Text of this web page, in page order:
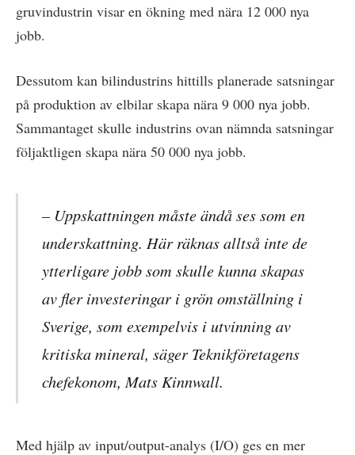
gruvindustrin visar en ökning med nära 12 000 nya
jobb.
Dessutom kan bilindustrins hittills planerade satsningar
på produktion av elbilar skapa nära 9 000 nya jobb.
Sammantaget skulle industrins ovan nämnda satsningar
följaktligen skapa nära 50 000 nya jobb.
– Uppskattningen måste ändå ses som en
underskattning. Här räknas alltså inte de
ytterligare jobb som skulle kunna skapas
av fler investeringar i grön omställning i
Sverige, som exempelvis i utvinning av
kritiska mineral, säger Teknikföretagens
chefekonom, Mats Kinnwall.
Med hjälp av input/output-analys (I/O) ges en mer